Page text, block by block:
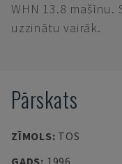
WHN 13.8 mašīnu.
uzzinātu vairāk.
Pārskats
ZĪMOLS: TOS
GADS: 1996